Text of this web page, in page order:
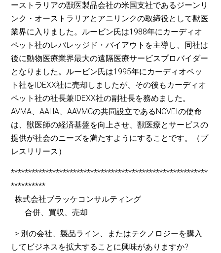
ーストラリアの獣医製品会社の米国支社であるジーンリ
ンク・オーストラリアとアニリンクの取締役として獣医
業界に入りました。ルービン氏は1988年にカーディオ
ペット社のレバレッジド・バイアウトを主導し、同社は
後に動物医療業界最大の遠隔医療サービスプロバイダー
となりました。ルービン氏は1995年にカーディオペッ
ト社をIDEXX社に売却しましたが、その後もカーディオ
ペット社の社長兼IDEXX社の副社長を務めました。
AVMA、AAHA、AAVMCの共同設立であるNCVEIの使命
は、獣医師の経済基盤を向上させ、獣医療とサービスの
提供が社会のニーズを満たすようにすることです。（プ
レスリリース）
*********************************************************
**********
株式会社ブラッケコンサルティング
合併、買収、売却
> 別の会社、製品ライン、またはテクノロジーを購入
してビジネスを拡大することに興味がありますか?